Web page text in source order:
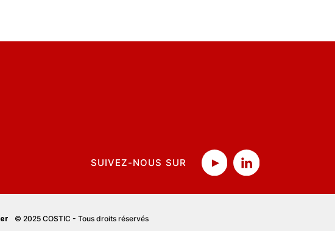
SUIVEZ-NOUS SUR
© 2025 COSTIC - Tous droits réservés